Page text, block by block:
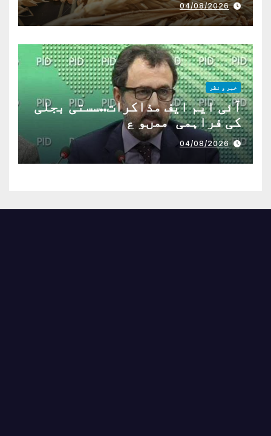
04/08/2026
خبر و نظر
آئی ایم ایف مذاکرات..سستی بجلی
کی فراہمی ممںو ع
04/08/2026